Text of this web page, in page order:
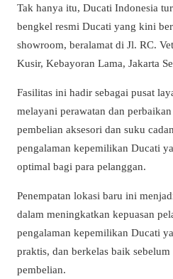
Tak hanya itu, Ducati Indonesia
bengkel resmi Ducati yang kini
showroom, beralamat di Jl. RC.
Kusir, Kebayoran Lama, Jakarta
Fasilitas ini hadir sebagai pusat
melayani perawatan dan
pembelian aksesori dan suku
pengalaman kepemilikan Ducati
optimal bagi para pelanggan.
Penempatan lokasi baru ini
dalam meningkatkan kepuasan
pengalaman kepemilikan Ducati
praktis, dan berkelas baik sebelum
pembelian.